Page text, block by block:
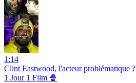
1:14
Clint Eastwood, l'acteur problématique ?
1 Jour 1 Film 🍿